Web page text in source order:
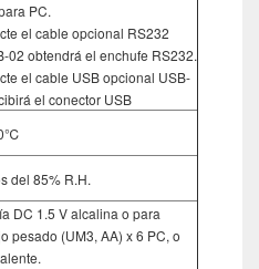
PC.
el cable opcional RS232
02 obtendrá el enchufe RS232.
el cable USB opcional USB-
el conector USB
del 85% R.H.
DC 1.5 V alcalina o para
pesado (UM3, AA) x 6 PC, o